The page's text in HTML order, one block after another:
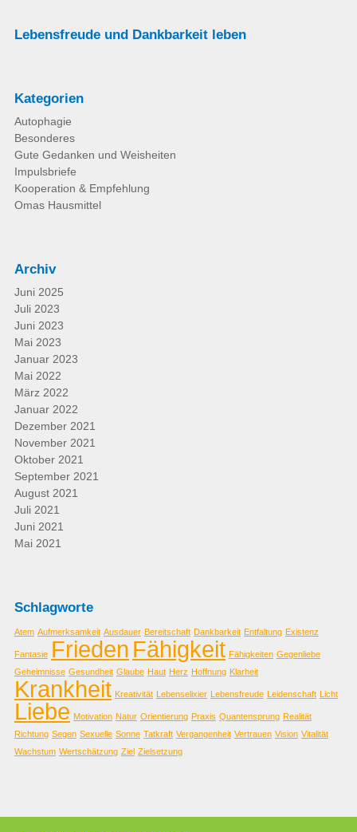
Lebensfreude und Dankbarkeit leben
Kategorien
Autophagie
Besonderes
Gute Gedanken und Weisheiten
Impulsbriefe
Kooperation & Empfehlung
Omas Hausmittel
Archiv
Juni 2025
Juli 2023
Juni 2023
Mai 2023
Januar 2023
Mai 2022
März 2022
Januar 2022
Dezember 2021
November 2021
Oktober 2021
September 2021
August 2021
Juli 2021
Juni 2021
Mai 2021
Schlagworte
Atem Aufmerksamkeit Ausdauer Bereitschaft Dankbarkeit Entfaltung Existenz
Fantasie Frieden Fähigkeit Fähigkeiten Gegenliebe
Geheimnisse Gesundheit Glaube Haut Herz Hoffnung Klarheit
Krankheit Kreativität Lebenselixier Lebensfreude Leidenschaft Licht
Liebe Motivation Natur Orientierung Praxis Quantensprung Realität
Richtung Segen Sexuelle Sonne Tatkraft Vergangenheit Vertrauen Vision Vitalität
Wachstum Wertschätzung Ziel Zielsetzung